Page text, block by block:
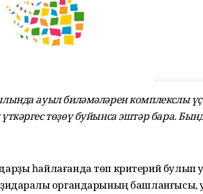
ауыл биләмәләрен комплекслы
төҙөү буйынса эштәр бара.
һайлағанда төп критерий булып
органдарының башланғысы,